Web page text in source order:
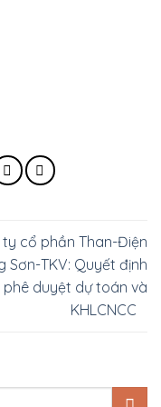
ty cổ phần Than-Điện
Sơn-TKV: Quyết định
phê duyệt dự toán và
KHLCNCC